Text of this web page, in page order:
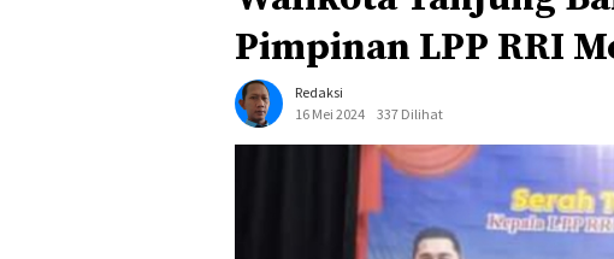
Pimpinan LPP RRI
Redaksi
16 Mei 2024
337 Dilihat